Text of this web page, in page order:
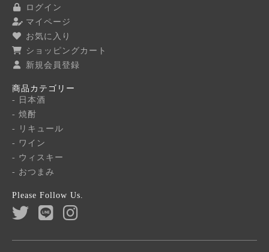
ログイン
マイページ
お気に入り
ショッピングカート
新規会員登録
商品カテゴリー
- 日本酒
- 焼酎
- リキュール
- ワイン
- ウィスキー
- おつまみ
Please Follow Us.